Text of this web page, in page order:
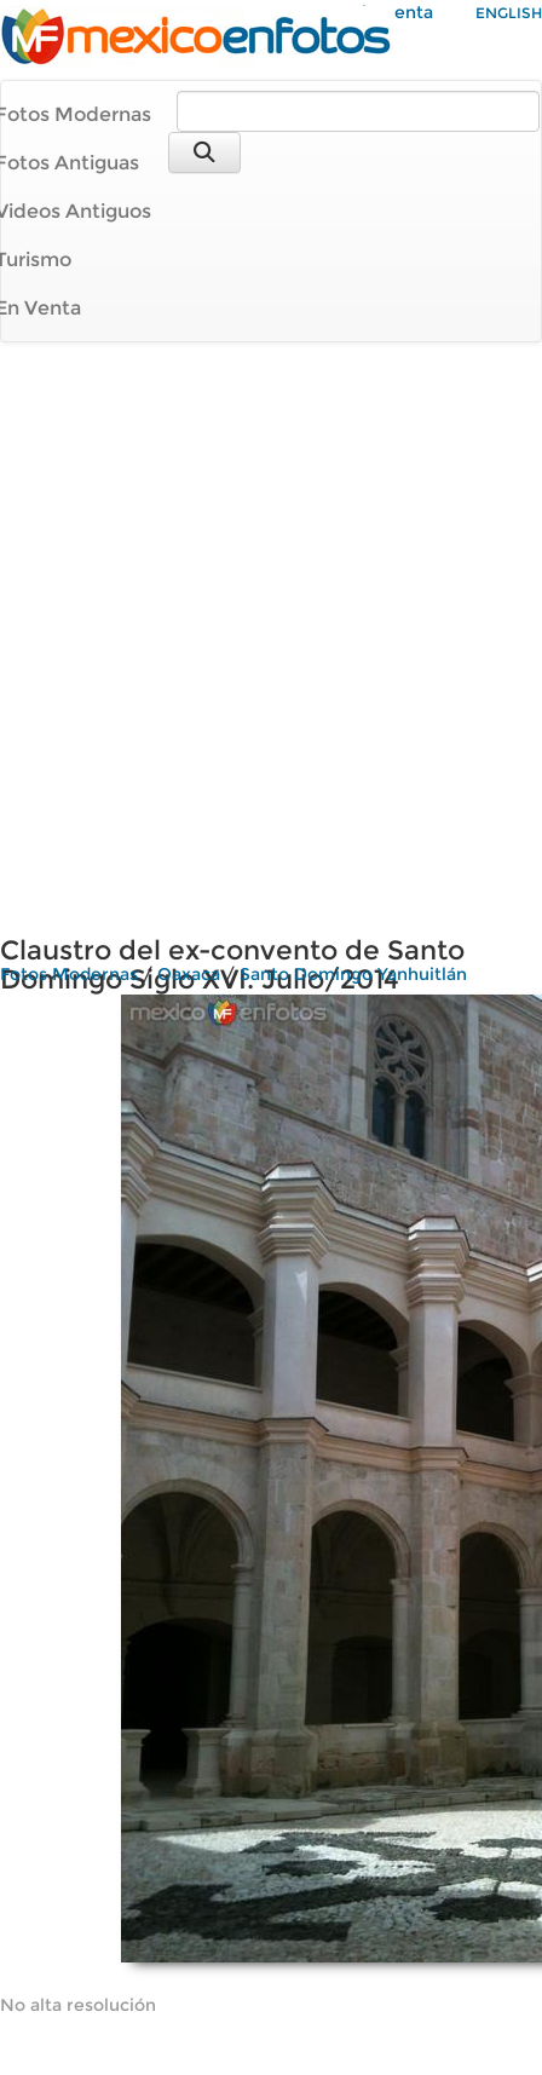
Mi Cuenta ENGLISH
Modernas
Antiguas
Antiguos
Venta
Claustro del ex-convento de Santo
Domingo Siglo XVI. Julio/2014
Fotos Modernas/Oaxaca/Santo Domingo Yanhuitlán
No alta resolución